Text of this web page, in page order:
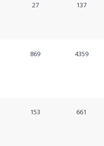
27 137
869 4359
153 661